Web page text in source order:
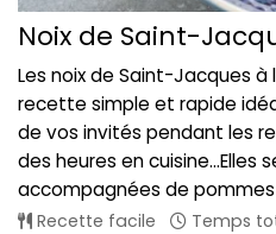
Noix de Saint-
Les noix de Saint-Jacques
recette simple et rapide
de vos invités pendant les
des heures en cuisine...Elles
accompagnées de pommes
Recette facile Temps